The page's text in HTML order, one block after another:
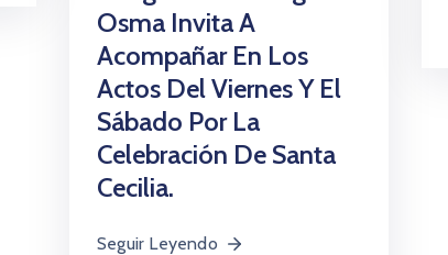
Osma Invita A
Acompañar En Los
Actos Del Viernes Y El
Sábado Por La
Celebración De Santa
Cecilia.
Seguir Leyendo